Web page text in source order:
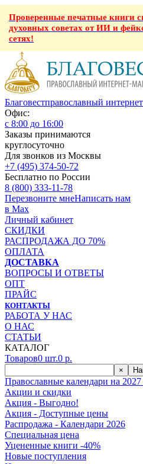
Проверенные печатные книги
духовных советах от ИИ и
сетях!
Благовестправославный
Офис:
с 8:00 до 16:00
Заказы принимаются
круглосуточно
Для звонков из Москвы
+7 (495) 374-50-72
Бесплатно по России
8 (800) 333-11-78
Перезвоните мнеНаписать нам
в Max
Личный кабинет
СКИДКИ
РАСПРОДАЖА ДО 70%
ОПЛАТА
ДОСТАВКА
ВОПРОСЫ И ОТВЕТЫ
ОПТ
ПРАЙС
КОНТАКТЫ
РАБОТА У НАС
О НАС
СТАТЬИ
КАТАЛОГ
Товаров0 шт.0 р.
×
Православные календари на 2027
Акции и скидки
Акция - Выгодно!
Акция - Доступные цены
Распродажа - Календари 2026
Специальная цена
Уцененные книги -40%
Новые поступления